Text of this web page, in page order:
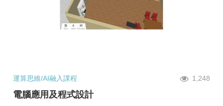
運算思維/AI融入課程 1,248
電腦應用及程式設計